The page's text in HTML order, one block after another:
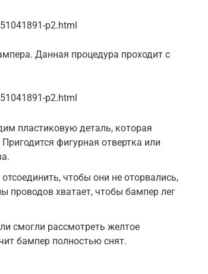
p2.html
Данная процедура проходит с
p2.html
пластиковую деталь, которая
фигурная отвертка или
чтобы они не оторвались,
проводов хватает, чтобы бампер лег
смогли рассмотреть желтое
бампер полностью снят.